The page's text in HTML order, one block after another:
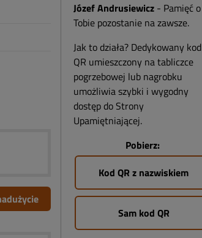
Józef Andrusiewicz - Pamięć o
Tobie pozostanie na zawsze.
Jak to działa? Dedykowany kod
QR umieszczony na tabliczce
pogrzebowej lub nagrobku
umożliwia szybki i wygodny
dostęp do Strony
Upamiętniającej.
Pobierz:
Kod QR z nazwiskiem
Sam kod QR